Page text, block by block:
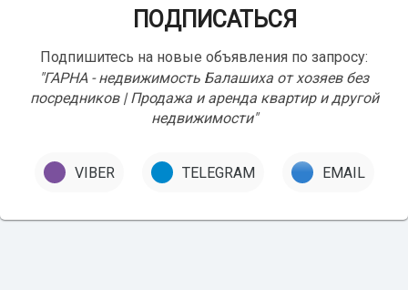
ПОДПИСАТЬСЯ
Подпишитесь на новые объявления по запросу:
"ГАРНА - недвижимость Балашиха от хозяев без
посредников | Продажа и аренда квартир и другой
недвижимости"
VIBER TELEGRAM EMAIL